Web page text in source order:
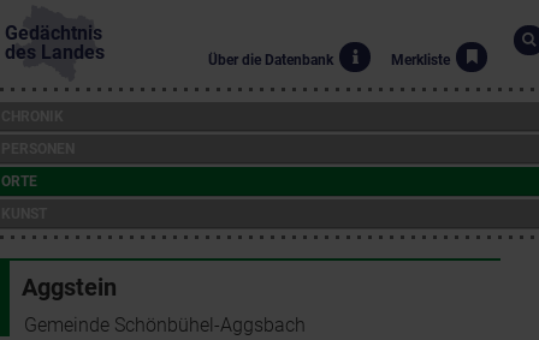
Gedächtnis
des Landes
Über die Datenbank Merkliste
ORTE
Aggstein
Gemeinde Schönbühel-Aggsbach